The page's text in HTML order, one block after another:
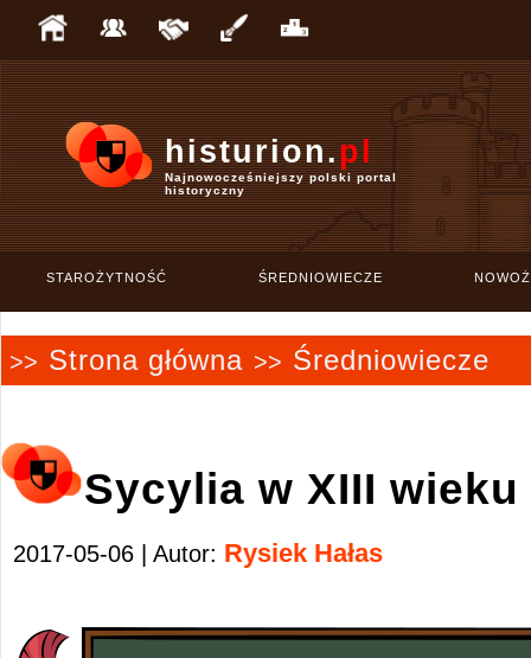
histurion.pl
Najnowocześniejszy polski portal
historyczny
STAROŻYTNOŚĆ ŚREDNIOWIECZE
>> Strona główna >> Średniowiecze
Sycylia w XIII wieku
2017-05-06 | Autor: Rysiek Hałas